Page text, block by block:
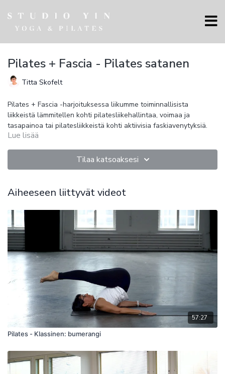
Pilates + Fascia - Pilates satanen
Titta Skofelt
Pilates + Fascia -harjoituksessa liikumme toiminnallisista
liikkeistä lämmitellen kohti pilatesliikehallintaa, voimaa ja
tasapainoa tai pilatesliikkeistä kohti aktiivisia faskiavenytyksiä.
Tällä tunnilla teemme pilates satasen, yhden jalan venytyksen,
Tunti kehittää voimaa, kestävyyttä, liikkuvuutta ja ryhtiä
vahvistamalla kehon keskialuetta ja syviä tukilihaksia. Kehon
koordinaatioharjoitteilla.
Fascia-harjoituksessa yhdistyvät myofaskiaalinen
liikkuvuusharjoittelu, dynaaminen täsmävenyttely kireille
lihaksille sekä liikehallintaharjoittelu. Harjoitus sopii kaikille, jotka
haluavat tehokkaasti parantaa suorituskykyään ja edistää
hyvinvointiaan.
Lue lisää
Tilaa katsoaksesi
Aiheeseen liittyvät videot
57:27
Pilates - Klassinen: bumerangi